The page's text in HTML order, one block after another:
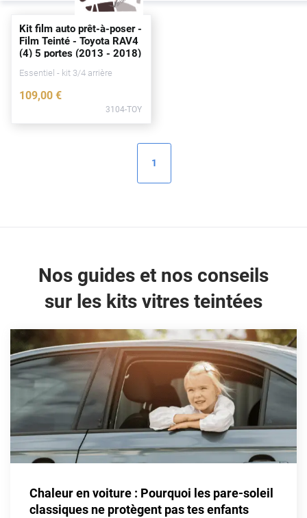
Land Rover
Mini
Skoda
Tesla
Toyota
Volkswagen
Alfa Romeo
Aston Martin
Kit film auto prêt-à-poser -
Film Teinté - Toyota RAV4
(4) 5portes (2013 - 2018)
Essentiel - kit 3/4 arrière
109,00 €
3104-TOY
1
Nos guides et nos conseils
sur les kits vitres teintées
Chaleur en voiture : Pourquoi les pare-soleil
classiques ne protègent pas tes enfants